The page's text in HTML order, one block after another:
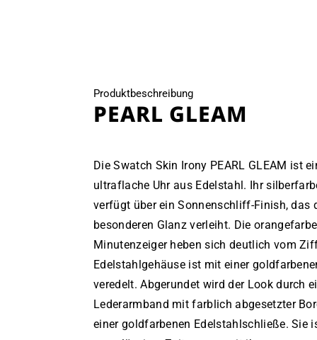
Produktbeschreibung
PEARL GLEAM
DieSwatch Skin Irony PEARL GLEAM ist
ultraflache Uhr aus Edelstahl. Ihr
verfügt über ein Sonnenschliff-Finish, das
besonderen Glanz verleiht. Die
Minutenzeiger heben sich deutlich vom
Edelstahlgehäuse ist mit einer
veredelt. Abgerundet wird der Look durch
Lederarmband mit farblich abgesetzter
einer goldfarbenen Edelstahlschließe. Sie